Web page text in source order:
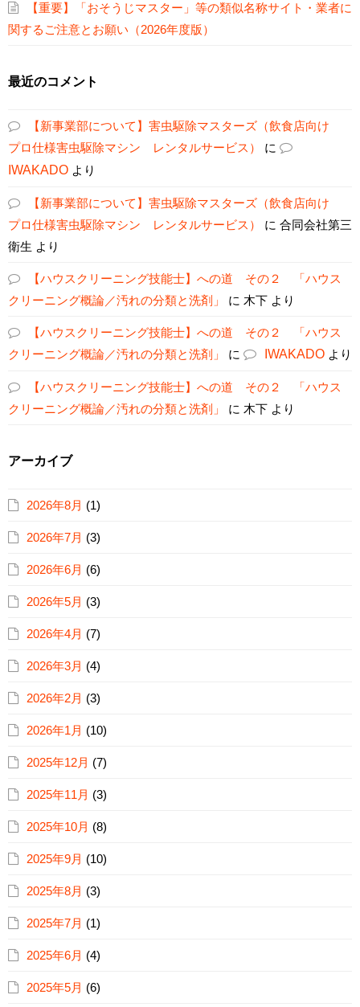
【重要】「おそうじマスター」等の類似名称サイト・業者に
関するご注意とお願い（2026年度版）
最近のコメント
【新事業部について】害虫駆除マスターズ（飲食店向け
プロ仕様害虫駆除マシン レンタルサービス）
に
IWAKADO より
【新事業部について】害虫駆除マスターズ（飲食店向け
プロ仕様害虫駆除マシン レンタルサービス）
に 合同会社第三
衛生 より
【ハウスクリーニング技能士】への道 その２ 「ハウス
クリーニング概論／汚れの分類と洗剤」
に 木下 より
【ハウスクリーニング技能士】への道 その２ 「ハウス
クリーニング概論／汚れの分類と洗剤」
に IWAKADO より
【ハウスクリーニング技能士】への道 その２ 「ハウス
クリーニング概論／汚れの分類と洗剤」
に 木下 より
アーカイブ
2026年8月 (1)
2026年7月 (3)
2026年6月 (6)
2026年5月 (3)
2026年4月 (7)
2026年3月 (4)
2026年2月 (3)
2026年1月 (10)
2025年12月 (7)
2025年11月 (3)
2025年10月 (8)
2025年9月 (10)
2025年8月 (3)
2025年7月 (1)
2025年6月 (4)
2025年5月 (6)